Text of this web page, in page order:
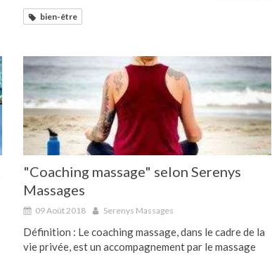
bien-être
"Coaching massage" selon Serenys
Massages
09 Août 2018 Serenys Massages
Définition : Le coaching massage, dans le cadre de la
vie privée, est un accompagnement par le massage